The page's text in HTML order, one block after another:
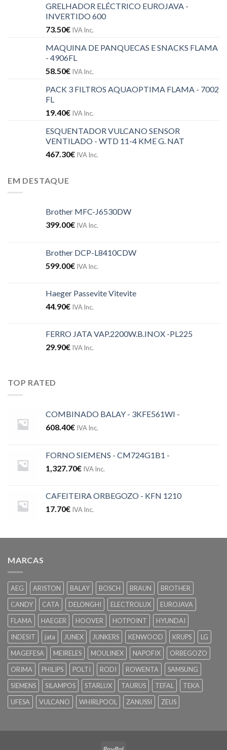
GRELHADOR ELÉCTRICO EUROJAVA -
INVERTIDO 600
73.50€ IVA Inc.
MAQUINA DE PANQUECAS E SNACKS FLAMA
- 4906FL
58.50€ IVA Inc.
PACK 3 FILTROS AQUAOPTIMA FLAMA - 7002
FL
19.40€ IVA Inc.
ESQUENTADOR VULCANO SENSOR
VENTILADO - WTD 11-4 KME G. NAT
467.30€ IVA Inc.
EM DESTAQUE
Brother MFC-J6530DW
399.00€ IVA Inc.
Brother DCP-L8410CDW
599.00€ IVA Inc.
Haeger Passevite Vitevite
44.90€ IVA Inc.
FERRO JATA VAP.2200W.B.INOX -PL225
29.90€ IVA Inc.
TOP RATED
COMBINADO BALAY - 3KFE561WI -
608.40€ IVA Inc.
FORNO SIEMENS - CM724G1B1 -
1,327.70€ IVA Inc.
CAFEITEIRA ORBEGOZO - KFN 1210
17.70€ IVA Inc.
MARCAS
AEG ARISTON BALAY BOSCH BRAUN
BROTHER
CANDY
CATA DELONGHI ELECTROLUX
EUROJAVA
FLAMA
HAEGER HOOVER HOTPOINT
HYUNDAI
INDESIT
jata JUNEX JUNKERS KENWOOD KRUPS
LG
MAGEFESA
MEIRELES MOULINEX NAPOFIX
ORBEGOZO
ORIMA
PHILIPS POLTI RODI ROWENTA
SAMSUNG
SIEMENS
SILAMPOS STARLUX TAURUS TEFAL
TEKA
UFESA
VULCANO WHIRLPOOL ZANUSSI ZEUS